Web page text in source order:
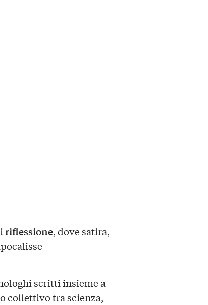
riflessione, dove satira,
scritti insieme a
collettivo tra scienza,